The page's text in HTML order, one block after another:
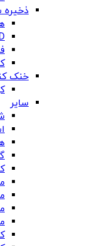
ذخیره
خنک
سایر